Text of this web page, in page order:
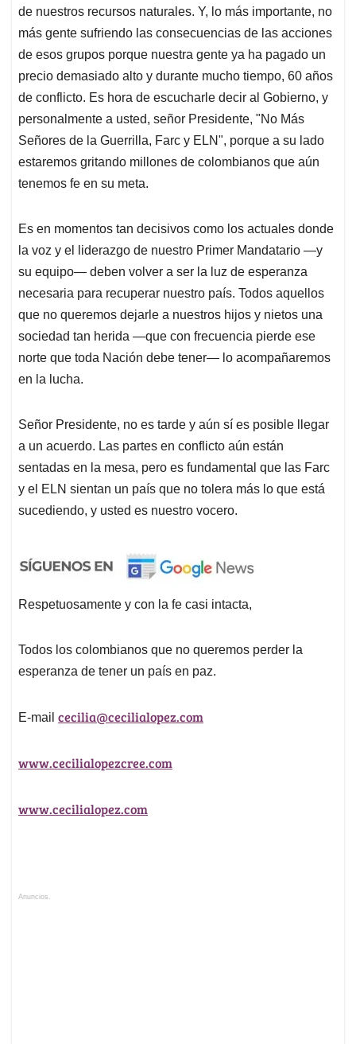
de nuestros recursos naturales. Y, lo más importante, no
más gente sufriendo las consecuencias de las acciones
de esos grupos porque nuestra gente ya ha pagado un
precio demasiado alto y durante mucho tiempo, 60 años
de conflicto. Es hora de escucharle decir al Gobierno, y
personalmente a usted, señor Presidente, "No Más
Señores de la Guerrilla, Farc y ELN", porque a su lado
estaremos gritando millones de colombianos que aún
tenemos fe en su meta.
Es en momentos tan decisivos como los actuales donde
la voz y el liderazgo de nuestro Primer Mandatario —y
su equipo— deben volver a ser la luz de esperanza
necesaria para recuperar nuestro país. Todos aquellos
que no queremos dejarle a nuestros hijos y nietos una
sociedad tan herida —que con frecuencia pierde ese
norte que toda Nación debe tener— lo acompañaremos
en la lucha.
Señor Presidente, no es tarde y aún sí es posible llegar
a un acuerdo. Las partes en conflicto aún están
sentadas en la mesa, pero es fundamental que las Farc
y el ELN sientan un país que no tolera más lo que está
sucediendo, y usted es nuestro vocero.
Respetuosamente y con la fe casi intacta,
Todos los colombianos que no queremos perder la
esperanza de tener un país en paz.
E-mail cecilia@cecilialopez.com
www.cecilialopezcree.com
www.cecilialopez.com
Anuncios.